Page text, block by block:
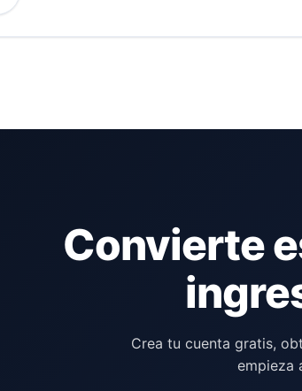
Convierte
Crea tu cuenta gratis,
empieza